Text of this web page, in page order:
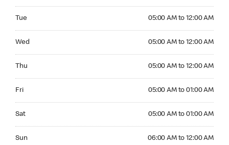
Tue 05:00 AM to 12:00 AM
Wed 05:00 AM to 12:00 AM
Thu 05:00 AM to 12:00 AM
Fri 05:00 AM to 01:00 AM
Sat 05:00 AM to 01:00 AM
Sun 06:00 AM to 12:00 AM